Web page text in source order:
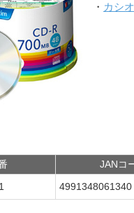
・ カシ
JANコ
4991348061340